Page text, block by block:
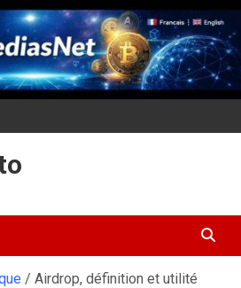
Airdrop, définition et utilité